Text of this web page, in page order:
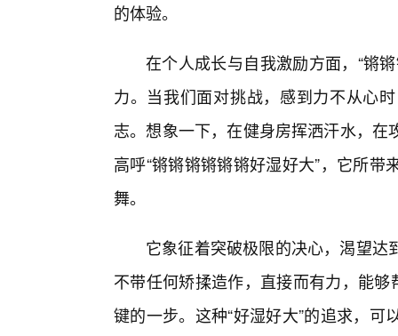
的体验。
在个人成长与自我激励方面，“锵
力。当我们面对挑战，感到力不从心
志。想象一下，在健身房挥洒汗水，
高呼“锵锵锵锵锵锵好湿好大”，它所
舞。
它象征着突破极限的决心，渴望
不带任何矫揉造作，直接而有力，能
键的一步。这种“好湿好大”的追求，